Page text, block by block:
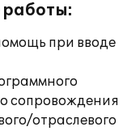
при вводе
сопровождения
отраслевого